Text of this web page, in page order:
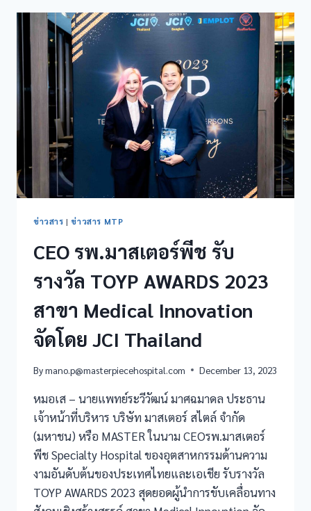
ข่าวสาร |ข่าวสาร MTP
CEO รพ.มาสเตอร์พีช รับ
รางวัล TOYP AWARDS 2023
สาขา Medical Innovation
จัดโดย JCI Thailand
Bymano.p@masterpiecehospital.com December 13, 2023
หมอเส – นายแพทย์ระวีวัฒน์ มาศฉมาดล ประธาน
เจ้าหน้าที่บริหาร บริษัท มาสเตอร์ สไตล์ จำกัด
(มหาชน) หรือ MASTER ในนาม CEOรพ.มาสเตอร์
พีช Specialty Hospital ของอุตสาหกรรมด้านความ
งามอันดับต้นของประเทศไทยและเอเชีย รับรางวัล
TOYP AWARDS 2023 สุดยอดผู้นำการขับเคลื่อนทาง